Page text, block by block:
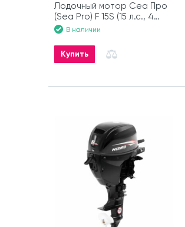
Лодочный мотор Сеа Про
(Sea Pro) F 15S (15 л.с., 4
такта)
В наличии
Купить